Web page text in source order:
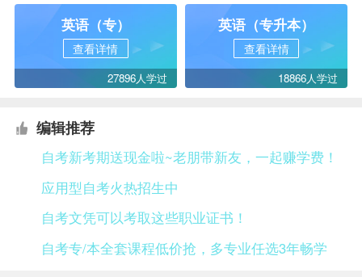
英语（专）
查看详情
27896人学过
英语（专升本）
查看详情
18866人学过
编辑推荐
自考新考期送现金啦~老朋带新友，一起赚学费！
应用型自考火热招生中
自考文凭可以考取这些职业证书！
自考专/本全套课程低价抢，多专业任选3年畅学